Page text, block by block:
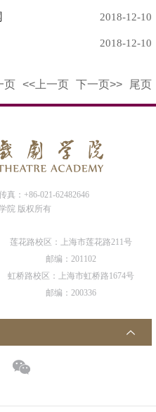
2018-12-10
2018-12-10
页 <<上一页 下一页>> 尾页
真：+86-021-62482646
院 版权所有
莲花路校区：上海市莲花路211号
邮编：201102
虹桥路校区：上海市虹桥路1674号
邮编：200336